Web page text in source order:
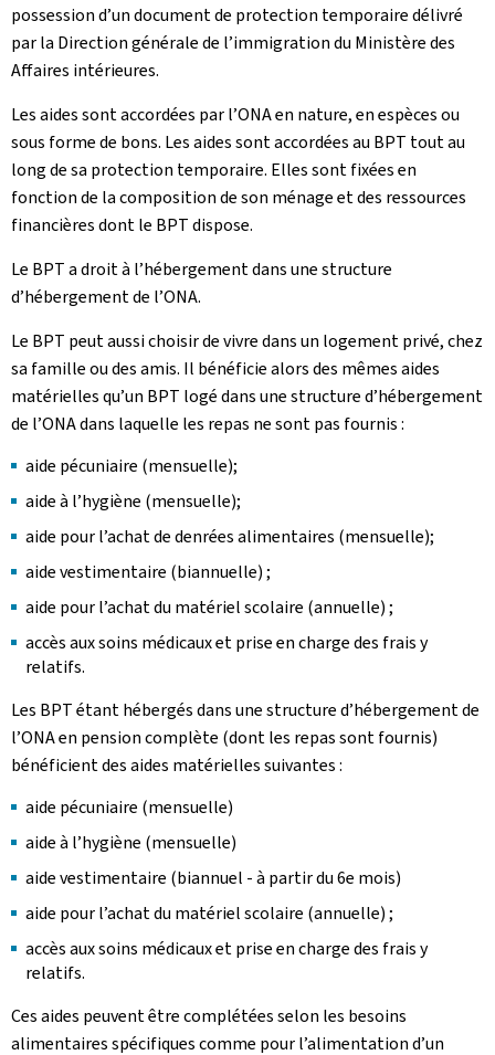
possession d’un document de protection temporaire délivré
par la Direction générale de l’immigration du Ministère des
Affaires intérieures.
Les aides sont accordées par l’ONA en nature, en espèces ou
sous forme de bons. Les aides sont accordées au BPT tout au
long de sa protection temporaire. Elles sont fixées en
fonction de la composition de son ménage et des ressources
financières dont le BPT dispose.
Le BPT a droit à l’hébergement dans une structure
d’hébergement de l’ONA.
Le BPT peut aussi choisir de vivre dans un logement privé, chez
sa famille ou des amis. Il bénéficie alors des mêmes aides
matérielles qu’un BPT logé dans une structure d’hébergement
de l’ONA dans laquelle les repas ne sont pas fournis :
aide pécuniaire (mensuelle);
aide à l’hygiène (mensuelle);
aide pour l’achat de denrées alimentaires (mensuelle);
aide vestimentaire (biannuelle) ;
aide pour l’achat du matériel scolaire (annuelle) ;
accès aux soins médicaux et prise en charge des frais y
relatifs.
Les BPT étant hébergés dans une structure d’hébergement de
l’ONA en pension complète (dont les repas sont fournis)
bénéficient des aides matérielles suivantes :
aide pécuniaire (mensuelle)
aide à l’hygiène (mensuelle)
aide vestimentaire (biannuel - à partir du 6e mois)
aide pour l’achat du matériel scolaire (annuelle) ;
accès aux soins médicaux et prise en charge des frais y
relatifs.
Ces aides peuvent être complétées selon les besoins
alimentaires spécifiques comme pour l’alimentation d’un